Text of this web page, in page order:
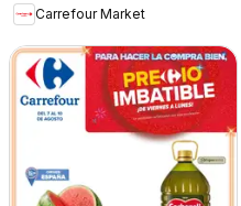
Carrefour Market